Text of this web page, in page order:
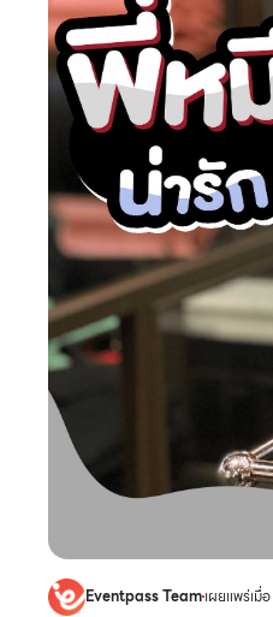
Eventpass Teamเผยแพร่เมื่